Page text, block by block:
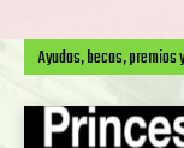
Ayudas, becas, premios